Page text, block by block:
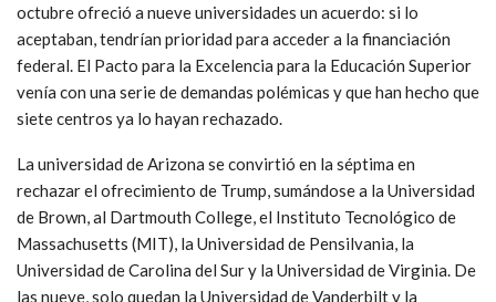
octubre ofreció a nueve universidades un acuerdo: si lo
aceptaban, tendrían prioridad para acceder a la financiación
federal. El Pacto para la Excelencia para la Educación Superior
venía con una serie de demandas polémicas y que han hecho que
siete centros ya lo hayan rechazado.
La universidad de Arizona se convirtió en la séptima en
rechazar el ofrecimiento de Trump, sumándose a la Universidad
de Brown, al Dartmouth College, el Instituto Tecnológico de
Massachusetts (MIT), la Universidad de Pensilvania, la
Universidad de Carolina del Sur y la Universidad de Virginia. De
las nueve, solo quedan la Universidad de Vanderbilt y la